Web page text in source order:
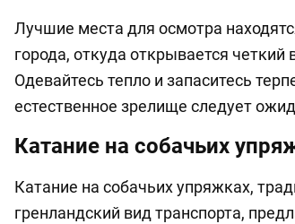
Лучшие места для осмотра
города, откуда открывается четкий
Одевайтесь тепло и запаситесь
естественное зрелище следует
Катание на собачьих
Катание на собачьих упряжках,
гренландский вид транспорта,